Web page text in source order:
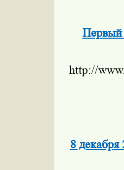
Первый
http://
8 декабря